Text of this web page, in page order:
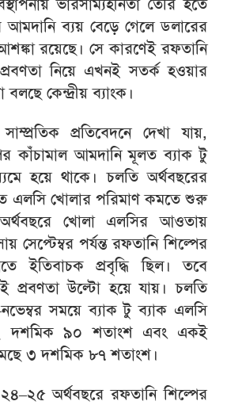
আমদানি ব্যয় বেড়ে গেলে ডলারের
রয়েছে। সে কারণেই রফতানি
নিয়ে এখনই সতর্ক হওয়ার
কেন্দ্রীয় ব্যাংক।
সাম্প্রতিক প্রতিবেদনে দেখা যায়,
কাঁচামাল আমদানি মূলত ব্যাক টু
হয়ে থাকে। চলতি অর্থবছরের
এলসি খোলার পরিমাণ কমতে শুরু
খোলা এলসির আওতায়
সেপ্টেম্বর পর্যন্ত রফতানি শিল্পের
ইতিবাচক প্রবৃদ্ধি ছিল। তবে
প্রবণতা উল্টো হয়ে যায়। চলতি
সময়ে ব্যাক টু ব্যাক এলসি
দশমিক ৯০ শতাংশ এবং একই
৩ দশমিক ৮৭ শতাংশ।
অর্থবছরে রফতানি শিল্পের